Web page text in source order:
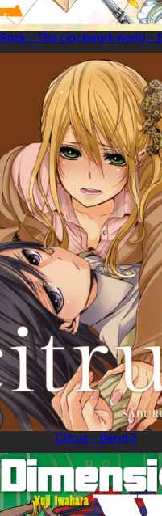
Rock – The clockwork world –
Citrus – Band 2